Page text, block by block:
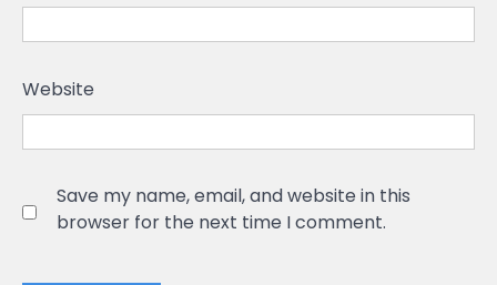
Website
Save my name, email, and website in this
browser for the next time I comment.